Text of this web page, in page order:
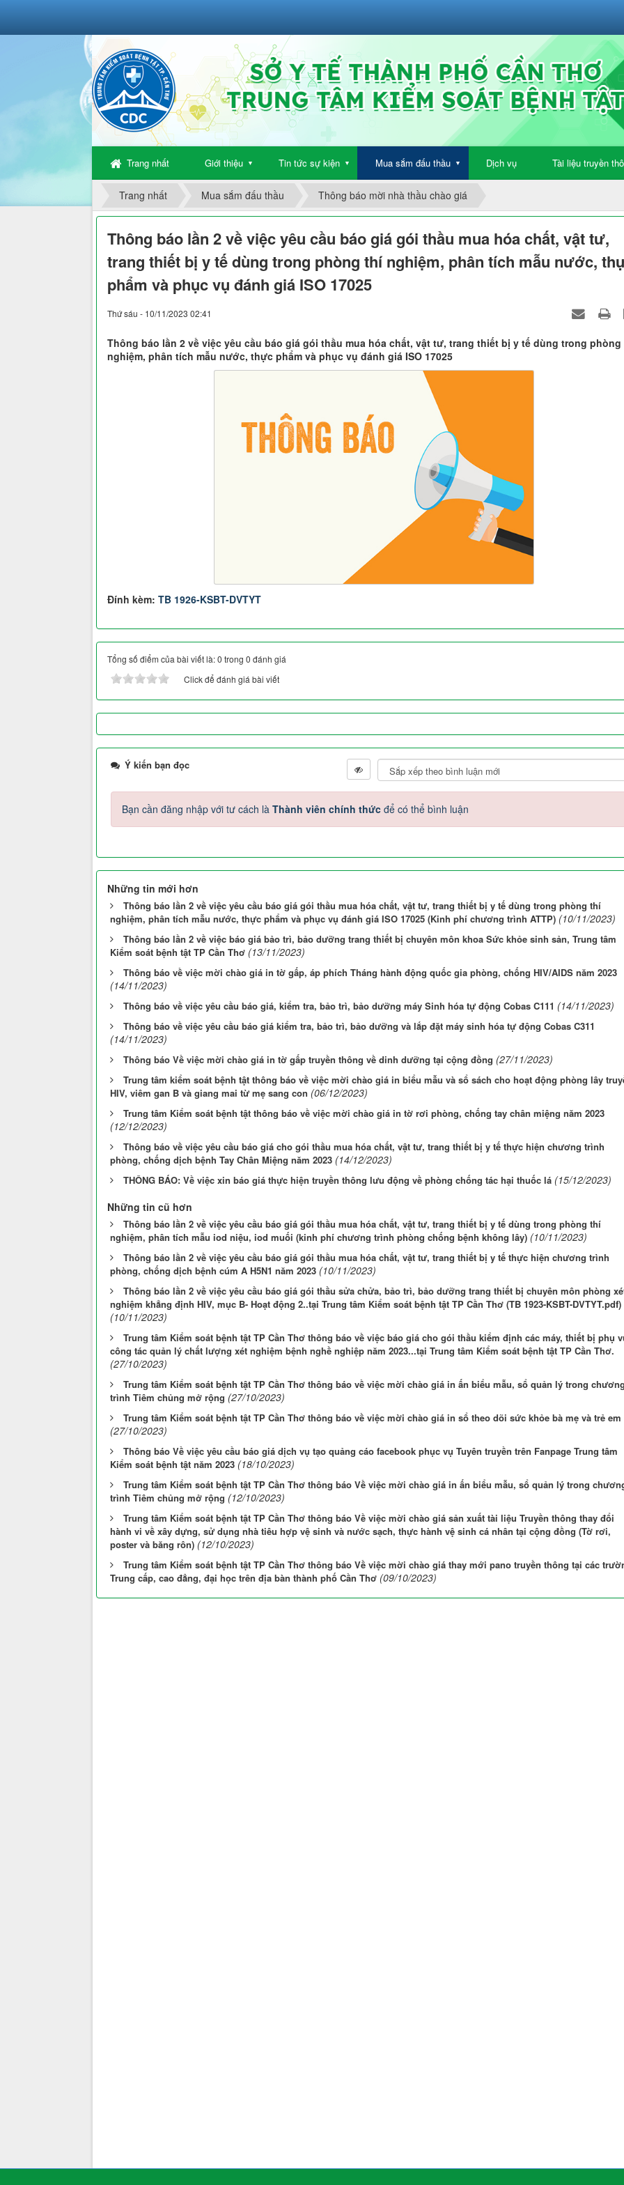
Trang nhất Giới thiệu ▼ Tin tức sự kiện ▼ Mua sắm đấu thầu ▼ Dịch vụ Tài liệu truyền
Trang nhất Mua sắm đấu thầu Thông báo mời nhà thầu chào giá
Thông báo lần 2 về việc yêu cầu báo giá gói thầu mua hóa chất, vật tư,
trang thiết bị y tế dùng trong phòng thí nghiệm, phân tích mẫu nước,
phẩm và phục vụ đánh giá ISO 17025
Thứ sáu - 10/11/2023 02:41
Thông báo lần 2 về việc yêu cầu báo giá gói thầu mua hóa chất, vật tư, trang thiết bị y tế dùng trong
nghiệm, phân tích mẫu nước, thực phẩm và phục vụ đánh giá ISO 17025
Đính kèm: TB 1926-KSBT-DVTYT
Tổng số điểm của bài viết là: 0 trong 0 đánh giá
Click để đánh giá bài viết
Ý kiến bạn đọc
Bạn cần đăng nhập với tư cách là Thành viên chính thức để có thể bình luận
Những tin mới hơn
Thông báo lần 2 về việc yêu cầu báo giá gói thầu mua hóa chất, vật tư, trang thiết bị y tế dùng trong phòng thí
nghiệm, phân tích mẫu nước, thực phẩm và phục vụ đánh giá ISO 17025 (Kinh phí chương trình ATTP) (10/11/2023)
Thông báo lần 2 về việc báo giá bảo trì, bảo dưỡng trang thiết bị chuyên môn khoa Sức khỏe sinh sản, Trung tâm
Kiểm soát bệnh tật TP Cần Thơ (13/11/2023)
Thông báo về việc mời chào giá in tờ gấp, áp phích Tháng hành động quốc gia phòng, chống HIV/AIDS năm 2023
(14/11/2023)
Thông báo về việc yêu cầu báo giá, kiểm tra, bảo trì, bảo dưỡng máy Sinh hóa tự động Cobas C111 (14/11/2023)
Thông báo về việc yêu cầu báo giá kiểm tra, bảo trì, bảo dưỡng và lắp đặt máy sinh hóa tự động Cobas C311
(14/11/2023)
Thông báo Về việc mời chào giá in tờ gấp truyền thông về dinh dưỡng tại cộng đồng (27/11/2023)
Trung tâm kiểm soát bệnh tật thông báo về việc mời chào giá in biểu mẫu và sổ sách cho hoạt động phòng lây
HIV, viêm gan B và giang mai từ mẹ sang con (06/12/2023)
Trung tâm Kiểm soát bệnh tật thông báo về việc mời chào giá in tờ rơi phòng, chống tay chân miệng năm 2023
(12/12/2023)
Thông báo về việc yêu cầu báo giá cho gói thầu mua hóa chất, vật tư, trang thiết bị y tế thực hiện chương trình
phòng, chống dịch bệnh Tay Chân Miệng năm 2023 (14/12/2023)
THÔNG BÁO: Về việc xin báo giá thực hiện truyền thông lưu động về phòng chống tác hại thuốc lá (15/12/2023)
Những tin cũ hơn
Thông báo lần 2 về việc yêu cầu báo giá gói thầu mua hóa chất, vật tư, trang thiết bị y tế dùng trong phòng thí
nghiệm, phân tích mẫu iod niệu, iod muối (kinh phí chương trình phòng chống bệnh không lây) (10/11/2023)
Thông báo lần 2 về việc yêu cầu báo giá gói thầu mua hóa chất, vật tư, trang thiết bị y tế thực hiện chương trình
phòng, chống dịch bệnh cúm A H5N1 năm 2023 (10/11/2023)
Thông báo lần 2 về việc yêu cầu báo giá gói thầu sửa chửa, bảo trì, bảo dưỡng trang thiết bị chuyên môn phòng
nghiệm khẳng định HIV, mục B- Hoạt động 2..tại Trung tâm Kiểm soát bệnh tật TP Cần Thơ (TB 1923-KSBT-DVTYT.pdf)
(10/11/2023)
Trung tâm Kiểm soát bệnh tật TP Cần Thơ thông báo về việc báo giá cho gói thầu kiểm định các máy, thiết bị phụ
công tác quản lý chất lượng xét nghiệm bệnh nghề nghiệp năm 2023...tại Trung tâm Kiểm soát bệnh tật TP Cần Thơ.
(27/10/2023)
Trung tâm Kiểm soát bệnh tật TP Cần Thơ thông báo về việc mời chào giá in ấn biểu mẫu, sổ quản lý trong
trình Tiêm chủng mở rộng (27/10/2023)
Trung tâm Kiểm soát bệnh tật TP Cần Thơ thông báo về việc mời chào giá in sổ theo dõi sức khỏe bà mẹ và trẻ em
(27/10/2023)
Thông báo Về việc yêu cầu báo giá dịch vụ tạo quảng cáo facebook phục vụ Tuyên truyền trên Fanpage Trung tâm
Kiểm soát bệnh tật năm 2023 (18/10/2023)
Trung tâm Kiểm soát bệnh tật TP Cần Thơ thông báo Về việc mời chào giá in ấn biểu mẫu, sổ quản lý trong
trình Tiêm chủng mở rộng (12/10/2023)
Trung tâm Kiểm soát bệnh tật TP Cần Thơ thông báo Về việc mời chào giá sản xuất tài liệu Truyền thông thay đổi
hành vi về xây dựng, sử dụng nhà tiêu hợp vệ sinh và nước sạch, thực hành vệ sinh cá nhân tại cộng đồng (Tờ rơi,
poster và băng rôn) (12/10/2023)
Trung tâm Kiểm soát bệnh tật TP Cần Thơ thông báo Về việc mời chào giá thay mới pano truyền thông tại các
Trung cấp, cao đẳng, đại học trên địa bàn thành phố Cần Thơ (09/10/2023)